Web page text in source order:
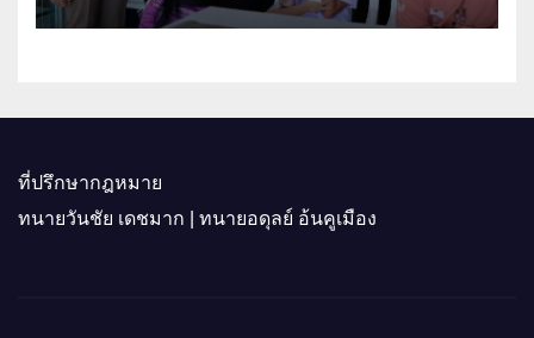
อุทัยธานี
ที่ปรึกษากฎหมาย
ทนายวันชัย เดชมาก | ทนายอดุลย์ อ้นคูเมือง